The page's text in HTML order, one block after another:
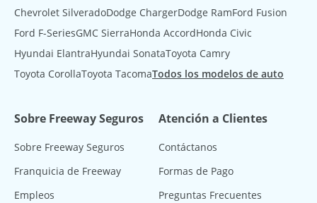
Chevrolet SilveradoDodge ChargerDodge RamFord Fusion
Ford F-SeriesGMC SierraHonda AccordHonda Civic
Hyundai ElantraHyundai SonataToyota Camry
Toyota CorollaToyota TacomaTodos los modelos de auto
Sobre Freeway Seguros
Sobre Freeway Seguros
Franquicia de Freeway
Empleos
Atención a Clientes
Contáctanos
Formas de Pago
Preguntas Frecuentes